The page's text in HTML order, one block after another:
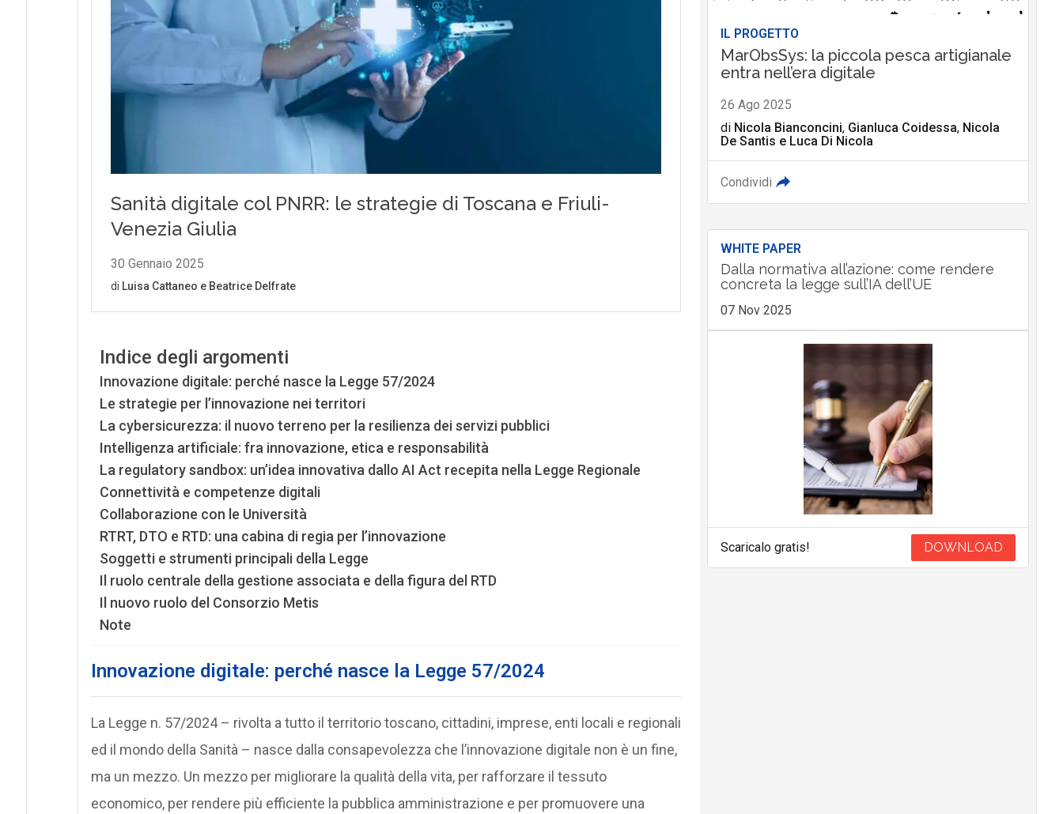
Indice degli argomenti
Innovazione digitale: perché nasce la Legge 57/2024
Le strategie per l’innovazione nei territori
La cybersicurezza: il nuovo terreno per la resilienza dei servizi pubblici
Intelligenza artificiale: fra innovazione, etica e responsabilità
La regulatory sandbox: un’idea innovativa dallo AI Act recepita nella Legge Regionale
Connettività e competenze digitali
Collaborazione con le Università
RTRT, DTO e RTD: una cabina di regia per l’innovazione
Soggetti e strumenti principali della Legge
Il ruolo centrale della gestione associata e della figura del RTD
Il nuovo ruolo del Consorzio Metis
Note
Innovazione digitale: perché nasce la Legge 57/2024
La Legge n. 57/2024 – rivolta a tutto il territorio toscano, cittadini, imprese, enti locali e regionali
ed il mondo della Sanità – nasce dalla consapevolezza che l’innovazione digitale non è un fine,
ma un mezzo. Un mezzo per migliorare la qualità della vita, per rafforzare il tessuto
economico, per rendere più efficiente la pubblica amministrazione e per promuovere una
IL PROGETTO
MarObsSys: la piccola pesca artigianale
entra nell’era digitale
26 Ago 2025
di Nicola Bianconcini, Gianluca Coidessa, Nicola
De Santis e Luca Di Nicola
Condividi
WHITE PAPER
Dalla normativa all’azione: come rendere
concreta la legge sull’IA dell’UE
07 Nov 2025
Scaricalo gratis! DOWNLOAD